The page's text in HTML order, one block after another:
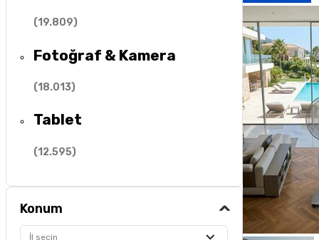
(19.809)
Fotoğraf & Kamera
(18.013)
Tablet
(12.595)
Konum
İl seçin